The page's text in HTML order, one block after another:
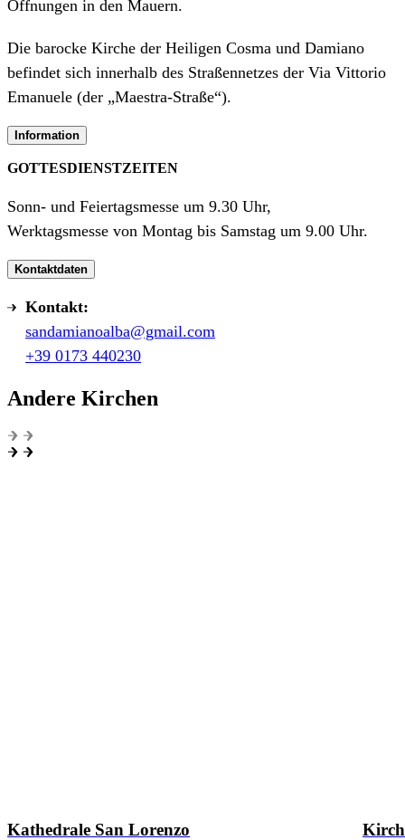
Öffnungen in den Mauern.
Die barocke Kirche der Heiligen Cosma und Damiano
befindet sich innerhalb des Straßennetzes der Via Vittorio
Emanuele (der „Maestra-Straße“).
Information
GOTTESDIENSTZEITEN
Sonn- und Feiertagsmesse um 9.30 Uhr,
Werktagsmesse von Montag bis Samstag um 9.00 Uhr.
Kontaktdaten
Kontakt:
sandamianoalba@gmail.com
+39 0173 440230
Andere Kirchen
Kathedrale San Lorenzo